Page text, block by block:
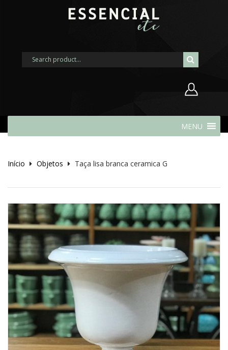
Lembrar-me
Lost Password
Cadastrar Conta
MENU
Início Objetos Taça lisa branca ceramica G